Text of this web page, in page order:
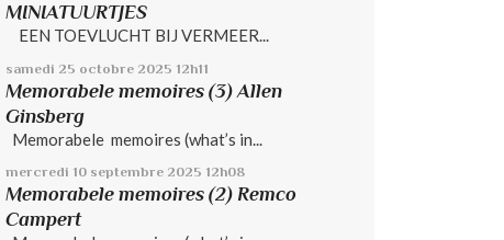
MINIATUURTJES
EEN TOEVLUCHT BIJ VERMEER...
samedi 25 octobre 2025 12h11
Memorabele memoires (3) Allen
Ginsberg
Memorabele memoires (what’s in...
mercredi 10 septembre 2025 12h08
Memorabele memoires (2) Remco
Campert